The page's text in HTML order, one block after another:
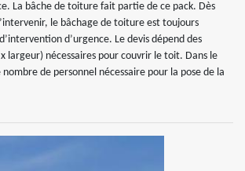
La bâche de toiture fait partie de ce pack. Dès
le bâchage de toiture est toujours
d’urgence. Le devis dépend des
largeur) nécessaires pour couvrir le toit. Dans le
de personnel nécessaire pour la pose de la